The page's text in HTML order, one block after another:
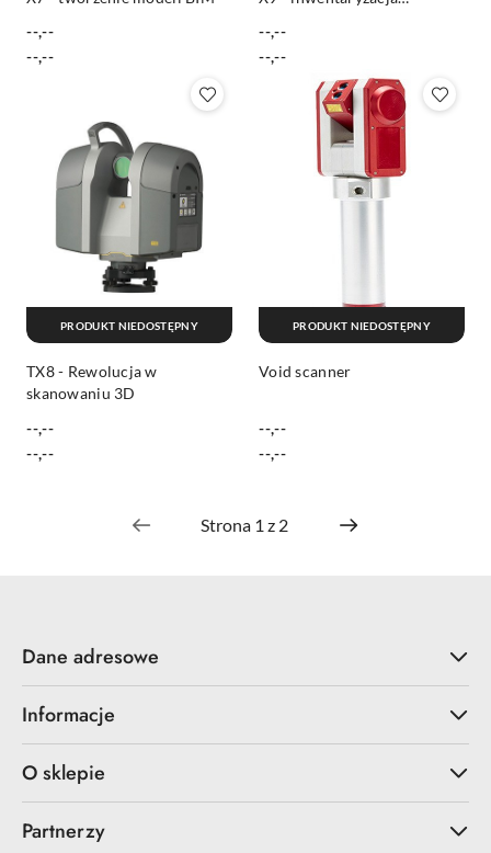
Cena:
--,--
Cena:
--,--
pomieszczeń
Cena:
--,--
Cena:
--,--
TX8 - Rewolucja w
skanowaniu 3D
Cena:
--,--
Cena:
--,--
PRODUKT NIEDOSTĘPNY
Void scanner
Cena:
--,--
Cena:
--,--
PRODUKT NIEDOSTĘPNY
Dane adresowe
Informacje
O sklepie
Partnerzy